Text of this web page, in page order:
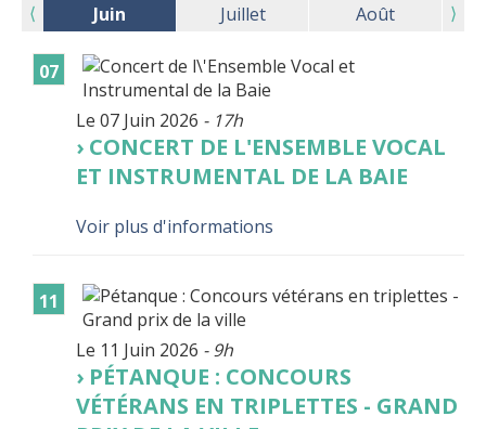
⟨ Juin Juillet Août ⟩
07
Le 07 Juin 2026 - 17h
CONCERT DE L'ENSEMBLE VOCAL
ET INSTRUMENTAL DE LA BAIE
Voir plus d'informations
11
Le 11 Juin 2026 - 9h
PÉTANQUE : CONCOURS
VÉTÉRANS EN TRIPLETTES - GRAND